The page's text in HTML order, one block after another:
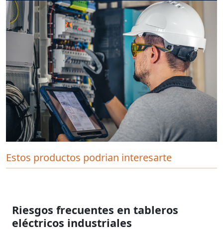
Estos productos podrian interesarte
Riesgos frecuentes en tableros
eléctricos industriales